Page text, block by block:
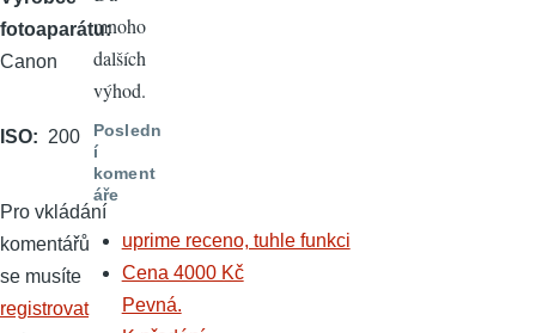
fotoaparátu
Canon
ISO 200
Pro vkládání
komentářů
se musíte
registrovat
mnoho
dalších
výhod.
Posledn
í
koment
áře
uprime receno, tuhle funkci
Cena 4000 Kč
Pevná.